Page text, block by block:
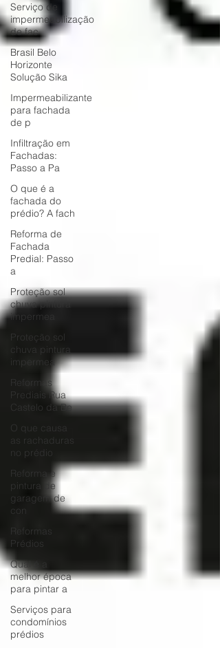
Serviço de
impermeabilização
de fac
Brasil Belo
Horizonte
Solução Sika
Impermeabilizante
para fachada
de p
Infiltração em
Fachadas:
Passo a Pa
O que é a
fachada do
prédio? A fach
Reforma de
Fachada
Predial: Passo
a
Proteção sol
chuva pintura
impermea
Proteção sol
chuva pintura
impermea
Reformas
Prediais Rua
Castelo da Be
O que causa
as rachaduras
no prédio
Reforma e
pintura de
garagem de
con
Reformas
Prédios
Qual é a
melhor época
para pintar a
Serviços para
condomínios
prédios